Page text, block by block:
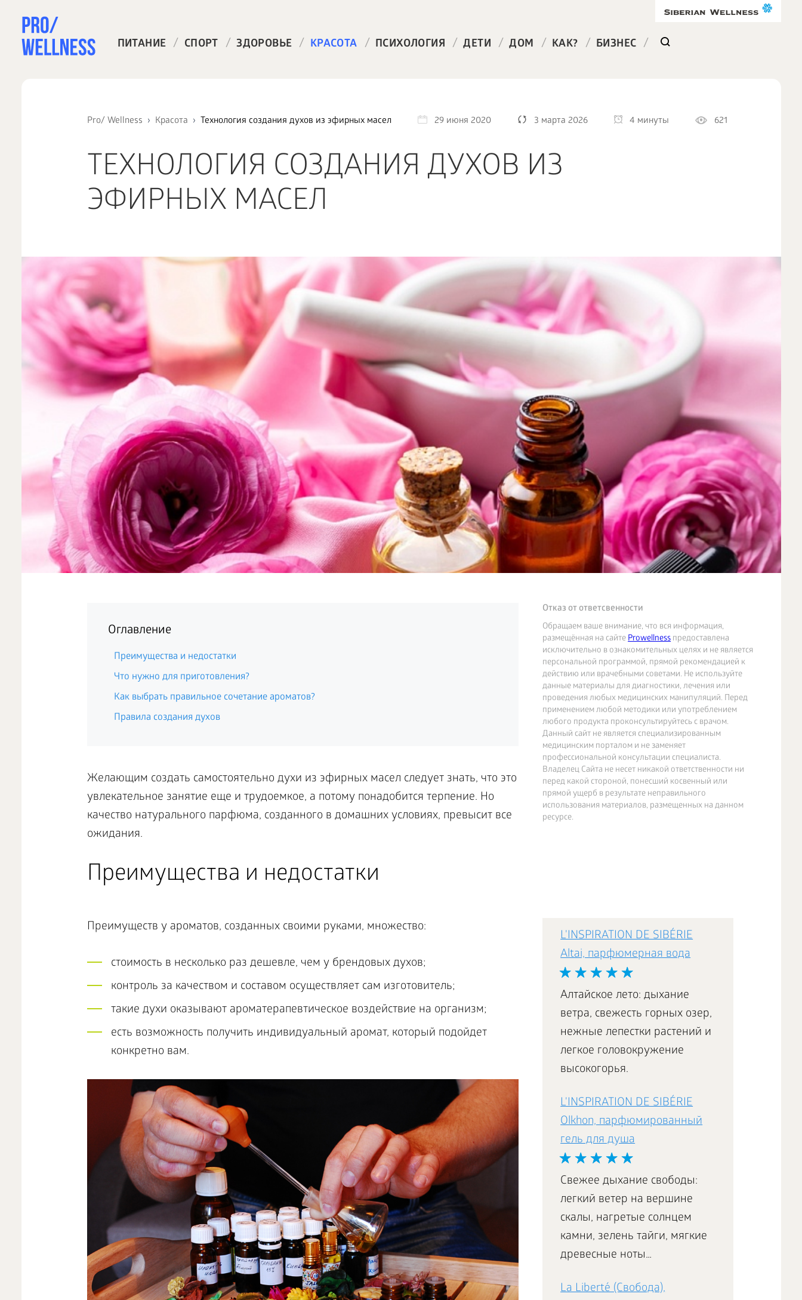
ПИТАНИЕ / СПОРТ / ЗДОРОВЬЕ / КРАСОТА / ПСИХОЛОГИЯ / ДЕТИ / ДОМ / КАК? / БИЗНЕС /
Pro/ Wellness Красота Технология создания духов из эфирных масел 29 июня 2020 3 марта 2026 4 минуты 621
ТЕХНОЛОГИЯ СОЗДАНИЯ ДУХОВ ИЗ
ЭФИРНЫХ МАСЕЛ
Отказ от ответсвенности
Обращаем ваше внимание, что вся информация,
размещённая на сайтеProwellnessпредоставлена
исключительно в ознакомительных целях и не является
персональной программой, прямой рекомендацией к
действию или врачебными советами. Не используйте
данные материалы для диагностики, лечения или
проведения любых медицинских манипуляций. Перед
применением любой методики или употреблением
любого продукта проконсультируйтесь с врачом.
Данный сайт не является специализированным
медицинским порталом и не заменяет
профессиональной консультации специалиста.
Владелец Сайта не несет никакой ответственности ни
перед какой стороной, понесший косвенный или
прямой ущерб в результате неправильного
использования материалов, размещенных на данном
ресурсе.
Оглавление
Преимущества и недостатки
Что нужно для приготовления?
Как выбрать правильное сочетание ароматов?
Правила создания духов
Желающим создать самостоятельно духи из эфирных масел следует знать, что это
увлекательное занятие еще и трудоемкое, а потому понадобится терпение. Но
качество натурального парфюма, созданного в домашних условиях, превысит все
ожидания.
Преимущества и недостатки
L'INSPIRATION DE SIBÉRIE
Altai, парфюмерная вода
Алтайское лето: дыхание
ветра, свежесть горных озер,
нежные лепестки растений и
легкое головокружение
высокогорья.
L'INSPIRATION DE SIBÉRIE
Olkhon, парфюмированный
гель для душа
Свежее дыхание свободы:
легкий ветер на вершине
скалы, нагретые солнцем
камни, зелень тайги, мягкие
древесные ноты…
La Liberté (Свобода),
Преимуществ у ароматов, созданных своими руками, множество:
стоимость в несколько раз дешевле, чем у брендовых духов;
контроль за качеством и составом осуществляет сам изготовитель;
такие духи оказывают ароматерапевтическое воздействие на организм;
есть возможность получить индивидуальный аромат, который подойдет
конкретно вам.